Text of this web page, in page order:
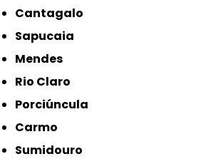
Cantagalo
Sapucaia
Mendes
Rio Claro
Porciúncula
Carmo
Sumidouro